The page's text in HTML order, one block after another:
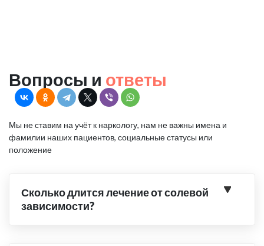
Вопросы и ответы
Мы не ставим на учёт к наркологу, нам не важны имена и
фамилии наших пациентов, социальные статусы или
положение
Сколько длится лечение от солевой
зависимости?